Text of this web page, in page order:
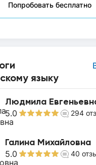
Попробовать бесплатно
языку
Людмила
5.0 294
Галина Михайловна
5.0 40